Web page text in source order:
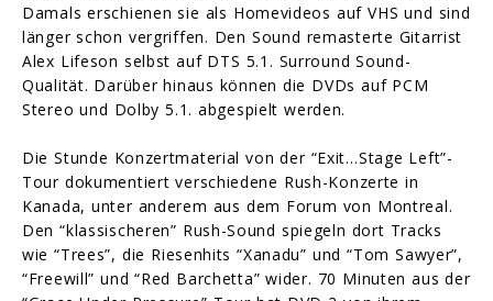
Damals erschienen sie als Homevideos auf VHS und sind
länger schon vergriffen. Den Sound remasterte Gitarrist
Alex Lifeson selbst auf DTS 5.1. Surround Sound-
Qualität. Darüber hinaus können die DVDs auf PCM
Stereo und Dolby 5.1. abgespielt werden.
Die Stunde Konzertmaterial von der “Exit…Stage Left”-
Tour dokumentiert verschiedene Rush-Konzerte in
Kanada, unter anderem aus dem Forum von Montreal.
Den “klassischeren” Rush-Sound spiegeln dort Tracks
wie “Trees”, die Riesenhits “Xanadu” und “Tom Sawyer”,
“Freewill” und “Red Barchetta” wider. 70 Minuten aus der